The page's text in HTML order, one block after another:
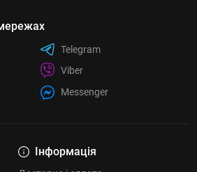
Інформація
Telegram
Viber
Messenger